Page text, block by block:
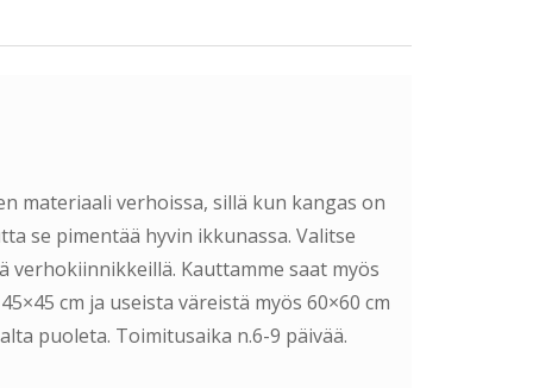
materiaali verhoissa, sillä kun kangas on
se pimentää hyvin ikkunassa. Valitse
Kauttamme saat myös
cm ja useista väreistä myös 60×60 cm
puoleta. Toimitusaika n.6-9 päivää.